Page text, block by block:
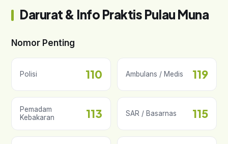
Darurat & Info Praktis Pulau Muna
Nomor Penting
Polisi 110 Ambulans / Medis 119
Pemadam
Kebakaran
113 SAR / Basarnas 115